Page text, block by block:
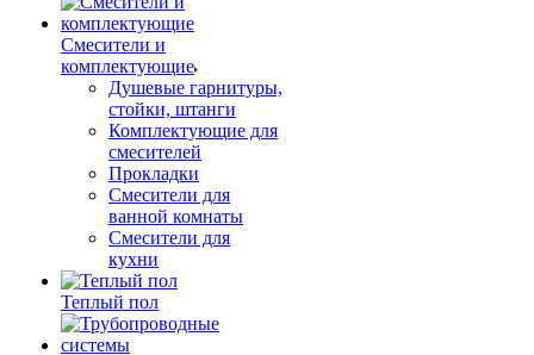
Смесители и
комплектующие
Душевые гарнитуры,
стойки, штанги
Комплектующие для
смесителей
Прокладки
Смесители для
ванной комнаты
Смесители для
кухни
Теплый пол